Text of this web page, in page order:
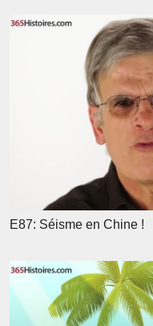
E87: Séisme en Chine !